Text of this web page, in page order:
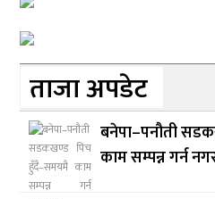
ताजा अपडेट
बनेपा–पनौती
काम सम्पन्न गर्न